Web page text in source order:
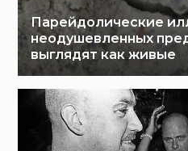
Парейдолические
неодушевленных
выглядят как живые